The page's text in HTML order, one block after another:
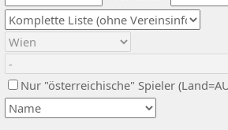
Nur "österreichische" Spieler